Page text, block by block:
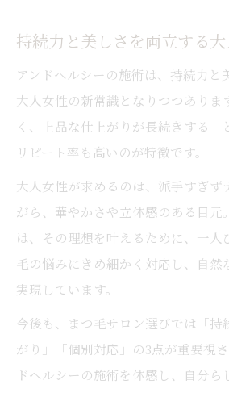
持続力と美しさを両立する
アンドヘルシーの施術は、持続力と
大人女性の新常識となりつつありま
く、上品な仕上がりが長続きする」
リピート率も高いのが特徴です。
大人女性が求めるのは、派手すぎず
がら、華やかさや立体感のある目元
は、その理想を叶えるために、一人
毛の悩みにきめ細かく対応し、自然
実現しています。
今後も、まつ毛サロン選びでは「持
がり」「個別対応」の3点が重要視
ドヘルシーの施術を体感し、自分ら